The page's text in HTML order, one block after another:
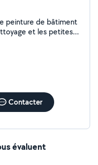
peinture de bâtiment
et les petites
Contacter
évaluent